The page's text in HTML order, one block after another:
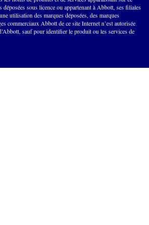
déposées sous licence ou appartenant à Abbott, ses filiales
utilisation des marques déposées, des marques
commerciaux Abbott de ce site Internet n’est autorisée
sauf pour identifier le produit ou les services de